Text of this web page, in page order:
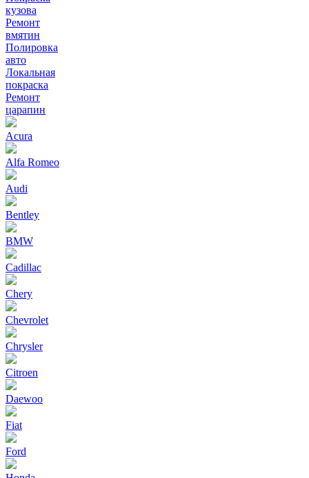
кузова
Ремонт
вмятин
Полировка
авто
Локальная
покраска
Ремонт
царапин
Acura
Alfa Romeo
Audi
Bentley
BMW
Cadillac
Chery
Chevrolet
Chrysler
Citroen
Daewoo
Fiat
Ford